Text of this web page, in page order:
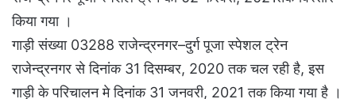
किया गया ।
गाड़ी संख्या 03288 राजेन्द्रनगर–दुर्ग पूजा स्पेशल ट्रेन
राजेन्द्रनगर से दिनांक 31 दिसम्बर, 2020 तक चल रही है, इस
गाड़ी के परिचालन मे दिनांक 31 जनवरी, 2021 तक किया गया है ।